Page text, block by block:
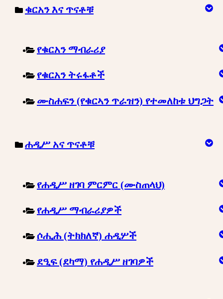
ቁርአን እና ጥናቶቹ
የቁርአን ማብራሪያ
የቁርአን ትሩፋቶች
ሙስሐፍን (የቁርኣን ጥራዝን) የተመለከቱ ህግጋት
ሐዲሥ አና ጥናቶቹ
የሐዲሥ ዘገባ ምርምር (ሙስጠላህ)
የሐዲሥ ማብራሪያዎች
ሶሒሕ (ትክክለኛ) ሐዲሦች
ደዒፍ (ደካማ) የሐዲሥ ዘገባዎች